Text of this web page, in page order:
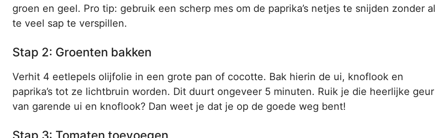
groen en geel. Pro tip: gebruik een scherp mes om de paprika’s netjes te snijden zonder al
te veel sap te verspillen.
Stap 2: Groenten bakken
Verhit 4 eetlepels olijfolie in een grote pan of cocotte. Bak hierin de ui, knoflook en
paprika’s tot ze lichtbruin worden. Dit duurt ongeveer 5 minuten. Ruik je die heerlijke geur
van garende ui en knoflook? Dan weet je dat je op de goede weg bent!